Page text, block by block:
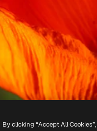
By clicking “Accept All